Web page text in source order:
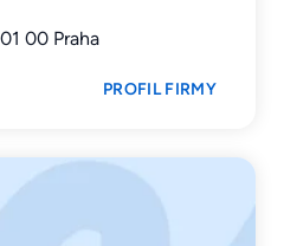
00 Praha
PROFIL FIRMY